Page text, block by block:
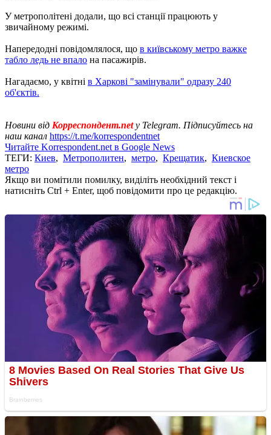
У метрополітені додали, що всі станції працюють у
звичайному режимі.
Напередодні повідомлялося, що в київському метро важке
табло ледь не впало на пасажирів.
Нагадаємо, у квітні в Харкові "замінували" одразу 240
об'єктів.
Новини від Корреспондент.net у Telegram. Підписуйтесь на
наш канал https://t.me/korrespondentnet
Читайте Korrespondent.net в Google News
ТЕГИ: Киев, Метрополитен, метро, Крещатик, Киевское
метро
Якщо ви помітили помилку, виділіть необхідний текст і
натисніть Ctrl + Enter, щоб повідомити про це редакцію.